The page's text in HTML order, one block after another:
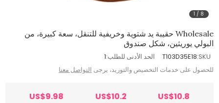
1 / 8
Wholesale حقيبة يد شتوية وخريفية للتنقل، سعة كبيرة، من
البولي يوريثين، شكل صندوق
SKU:
T103D35E18 الحد الأدنى للطلب:1
للحصول على خدمات التخصيص والتوريد، يرجى التواصل معنا
US$10.8
US$10.2
US$9.98